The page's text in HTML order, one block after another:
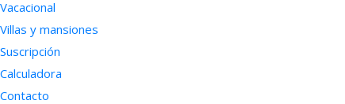
Vacacional
Villas y mansiones
Suscripción
Calculadora
Contacto